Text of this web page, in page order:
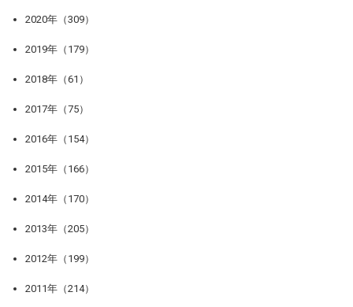
2020年（309）
2019年（179）
2018年（61）
2017年（75）
2016年（154）
2015年（166）
2014年（170）
2013年（205）
2012年（199）
2011年（214）